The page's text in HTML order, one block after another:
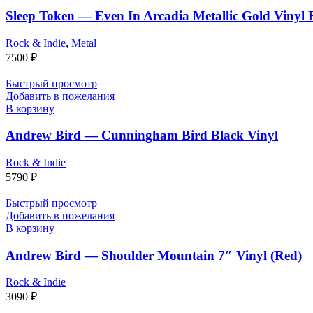
Sleep Token — Even In Arcadia Metallic Gold Vinyl
Rock & Indie, Metal
7500 ₽
Быстрый просмотр
Добавить в пожелания
В корзину
Andrew Bird — Cunningham Bird Black Vinyl
Rock & Indie
5790 ₽
Быстрый просмотр
Добавить в пожелания
В корзину
Andrew Bird — Shoulder Mountain 7″ Vinyl (Red)
Rock & Indie
3090 ₽